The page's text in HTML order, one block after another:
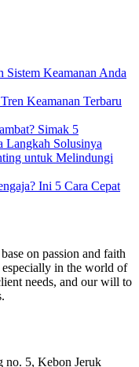
Sistem Keamanan Anda
Keamanan Terbaru
Simak 5
Langkah Solusinya
untuk Melindungi
Ini 5 Cara Cepat
on passion and faith
especially in the world of
needs, and our will to
no. 5, Kebon Jeruk